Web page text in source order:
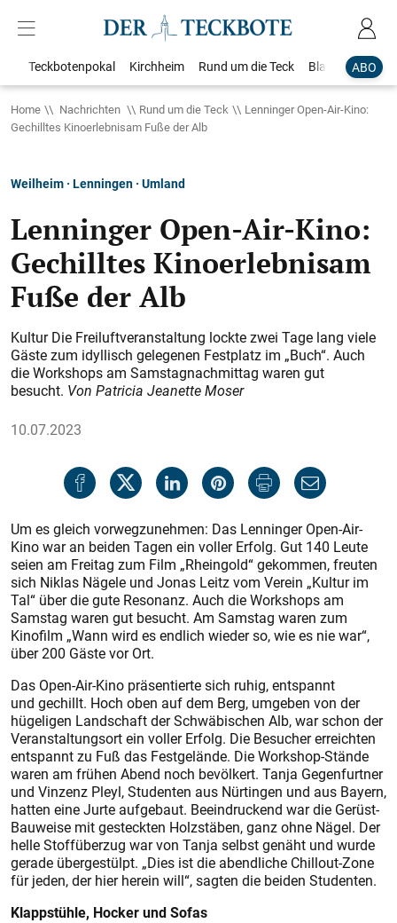
ABO
Teckbotenpokal Kirchheim Rund um die Teck Blaulicht
Home Nachrichten Rund um die Teck
Lenninger Open-Air-Kino:
Gechilltes Kinoerlebnisam Fuße der Alb
Weilheim · Lenningen · Umland
Lenninger Open-Air-Kino:
Gechilltes Kinoerlebnisam
Fuße der Alb
Kultur Die Freiluftveranstaltung lockte zwei Tage lang viele
Gäste zum idyllisch gelegenen Festplatz im „Buch“. Auch
die Workshops am Samstagnachmittag waren gut
besucht. Von Patricia Jeanette Moser
10.07.2023
Um es gleich vorwegzunehmen: Das Lenninger Open-Air-
Kino war an beiden Tagen ein voller Erfolg. Gut 140 Leute
seien am Freitag zum Film „Rheingold“ gekommen, freuten
sich Niklas Nägele und Jonas Leitz vom Verein „Kultur im
Tal“ über die gute Resonanz. Auch die Workshops am
Samstag waren gut besucht. Am Samstag waren zum
Kinofilm „Wann wird es endlich wieder so, wie es nie war“,
über 200 Gäste vor Ort.
Das Open-Air-Kino präsentierte sich ruhig, entspannt
und gechillt. Hoch oben auf dem Berg, umgeben von der
hügeligen Landschaft der Schwäbischen Alb, war schon der
Veranstaltungsort ein voller Erfolg. Die Besucher erreichten
entspannt zu Fuß das Festgelände. Die Workshop-Stände
waren am frühen Abend noch bevölkert. Tanja Gegenfurtner
und Vinzenz Pleyl, Studenten aus Nürtingen und aus Bayern,
hatten eine Jurte aufgebaut. Beeindruckend war die Gerüst-
Bauweise mit gesteckten Holzstäben, ganz ohne Nägel. Der
helle Stoffüberzug war von Tanja selbst genäht und wurde
gerade übergestülpt. „Dies ist die abendliche Chillout-Zone
für jeden, der hier herein will“, sagten die beiden Studenten.
Klappstühle, Hocker und Sofas